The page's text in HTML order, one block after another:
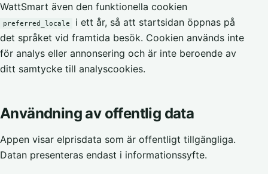
WattSmart även den funktionella cookien
preferred_locale
i ett år, så att startsidan öppnas på
det språket vid framtida besök. Cookien används inte
för analys eller annonsering och är inte beroende av
ditt samtycke till analyscookies.
Användning av offentlig data
Appen visar elprisdata som är offentligt tillgängliga.
Datan presenteras endast i informationssyfte.